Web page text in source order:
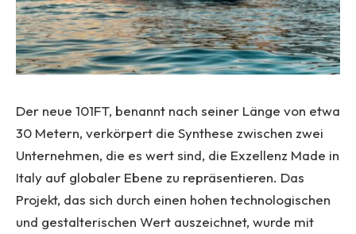
Der neue 101FT, benannt nach seiner Länge von etwa
30 Metern, verkörpert die Synthese zwischen zwei
Unternehmen, die es wert sind, die Exzellenz Made in
Italy auf globaler Ebene zu repräsentieren. Das
Projekt, das sich durch einen hohen technologischen
und gestalterischen Wert auszeichnet, wurde mit